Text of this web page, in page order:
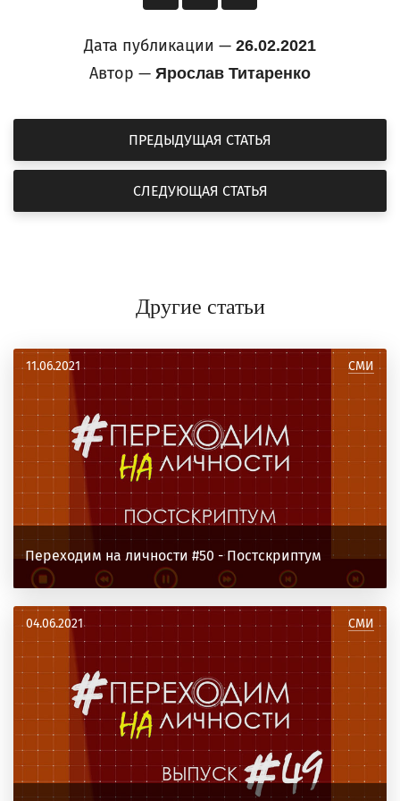
Дата публикации — 26.02.2021
Автор — Ярослав Титаренко
ПРЕДЫДУЩАЯ СТАТЬЯ
СЛЕДУЮЩАЯ СТАТЬЯ
Другие статьи
11.06.2021 СМИ
Переходим на личности #50 - Постскриптум
04.06.2021 СМИ